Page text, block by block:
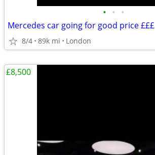
• • •
Mercedes car going for good price £££
8/4 89k mi London
£8,500